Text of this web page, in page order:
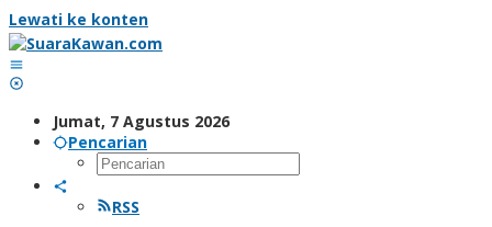
Lewati ke konten
Jumat, 7 Agustus 2026
Pencarian
RSS